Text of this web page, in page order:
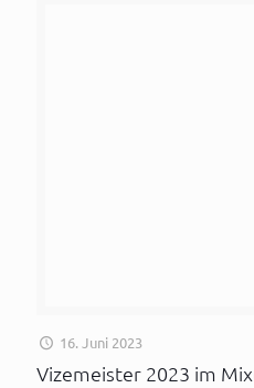
16. Juni 2023
Vizemeister 2023 im